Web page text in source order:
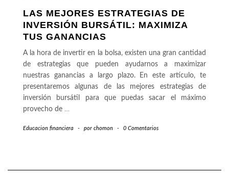
LAS MEJORES ESTRATEGIAS DE
INVERSIÓN BURSÁTIL: MAXIMIZA
TUS GANANCIAS
A la hora de invertir en la bolsa, existen una gran cantidad
de estrategias que pueden ayudarnos a maximizar
nuestras ganancias a largo plazo. En este artículo, te
presentaremos algunas de las mejores estrategias de
inversión bursátil para que puedas sacar el máximo
provecho de …
Educacion financiera - por chomon - 0 Comentarios